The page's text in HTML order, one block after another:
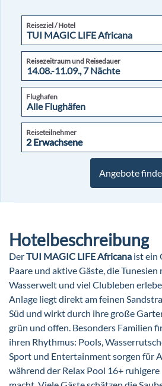
Reiseziel / Hotel
Reisezeitraum und Reisedauer
Flughafen
Reiseteilnehmer
2 Erwachsene
2 Erwachsene
Angebote
Hotelbeschreibung
DerTUI MAGIC LIFE Africana ist ein
Paare und aktive Gäste, die Tunesien
Wasserwelt und viel Clubleben
Anlage liegt direkt am feinen
Süd und wirkt durch ihre große
grün und offen. Besonders Familien
ihren Rhythmus: Pools,
Sport und Entertainment sorgen für
während der Relax Pool 16+